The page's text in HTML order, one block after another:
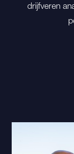
drijfveren